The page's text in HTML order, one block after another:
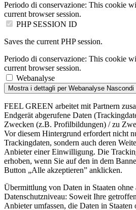
Periodo di conservazione: This cookie
current browser session.
PHP SESSION ID
Saves the current PHP session.
Periodo di conservazione: This cookie
current browser session.
Webanalyse
Mostra i dettagli per Webanalyse
FEEL GREEN arbeitet mit Partnern
Endgerät abgerufene Daten
Zwecken (z.B. Profilbildungen) / zu
Vor diesem Hintergrund erfordert nicht
Trackingdaten, sondern auch deren
Anbieter einer Einwilligung. Die
erhoben, wenn Sie auf den in dem
Button „Alle akzeptieren” anklicken.
Übermittlung von Daten in Staaten ohne
Datenschutzniveau: Soweit Ihre
Anbieter umfassen, die Daten in Staaten